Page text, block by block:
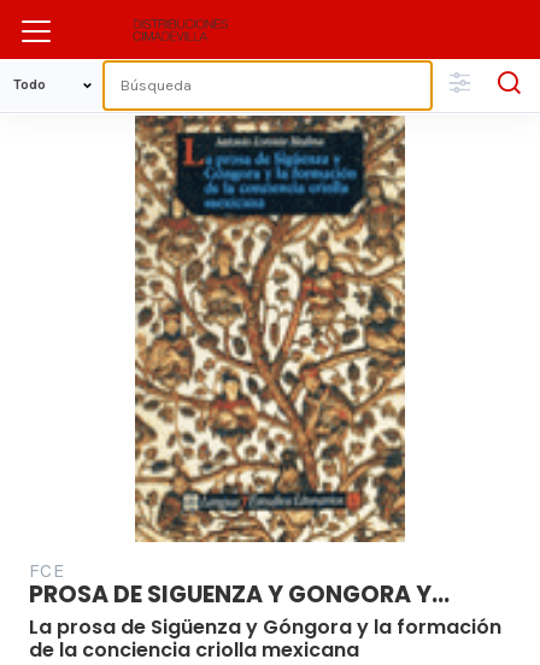
FCE
PROSA DE SIGUENZA Y GONGORA Y...
La prosa de Sigüenza y Góngora y la formación
de la conciencia criolla mexicana